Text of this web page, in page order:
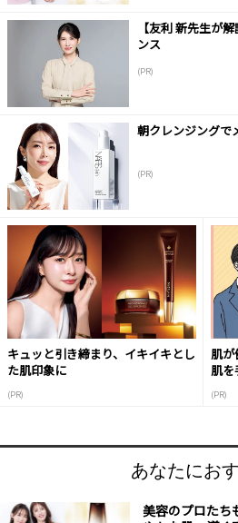
【友利 新先生が
ンス
(PR)
朝クレンジングで
(PR)
キュッと引き締まり、イキイキとし
た肌印象に
(PR)
肌
肌
(PR)
あなたにお
美容のプロたち